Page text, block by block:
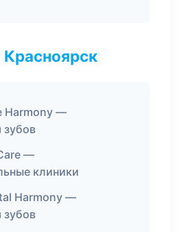
Harmony —
зубов
—
клиники
Harmony —
зубов